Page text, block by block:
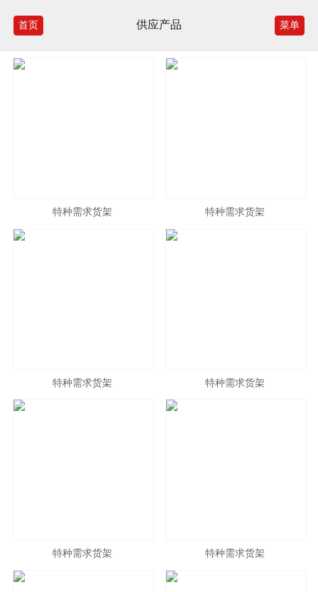
首页 供应产品 菜单
特种需求货架 特种需求货架
特种需求货架 特种需求货架
特种需求货架 特种需求货架